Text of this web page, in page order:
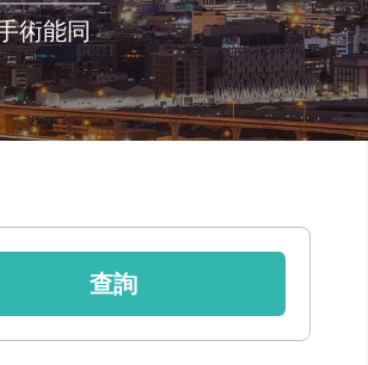
術能同
查詢